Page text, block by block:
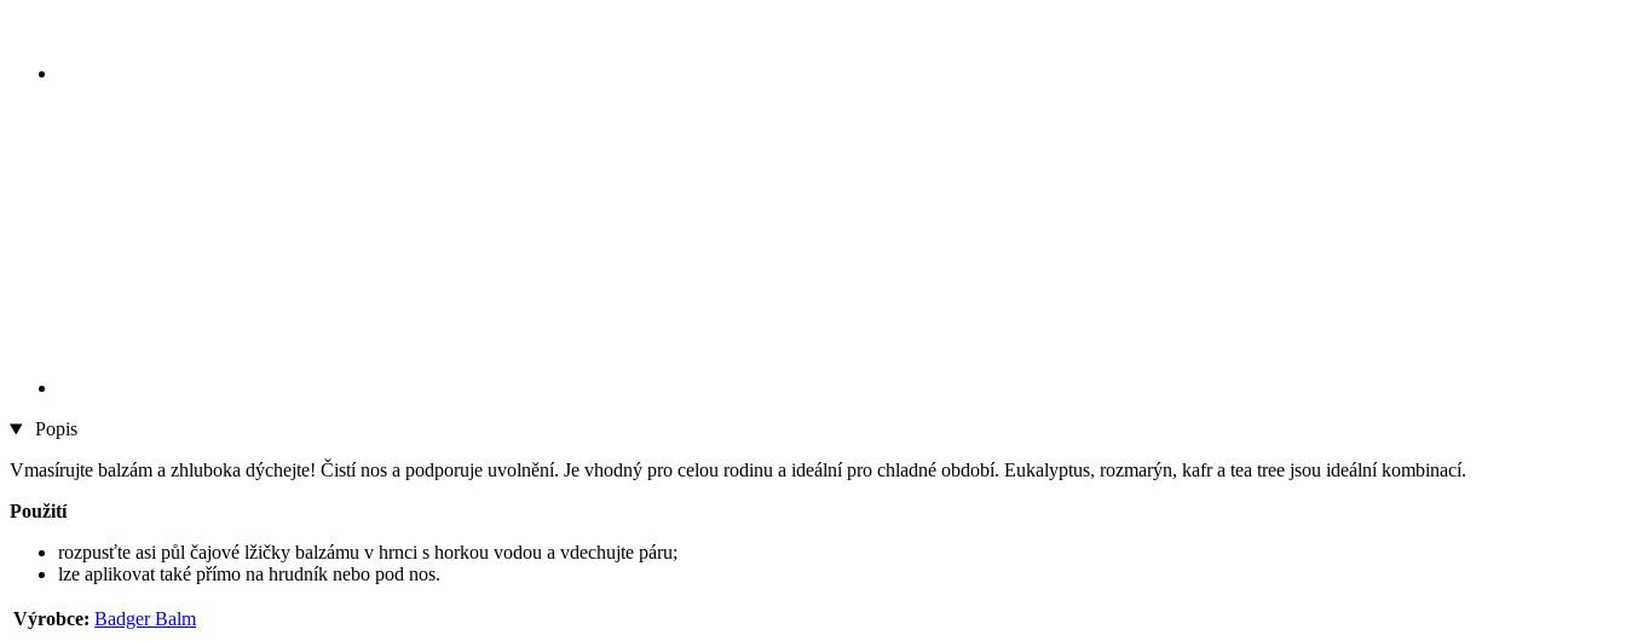
Popis
Vmasírujte balzám a zhluboka dýchejte! Čistí nos a podporuje uvolnění. Je vhodný pro celou rodinu a ideální pro chladné období. Eukalyptus, rozmarýn, kafr a tea tree jsou ideální kombinací.
Použití
rozpusťte asi půl čajové lžičky balzámu v hrnci s horkou vodou a vdechujte páru;
lze aplikovat také přímo na hrudník nebo pod nos.
Výrobce: Badger Balm